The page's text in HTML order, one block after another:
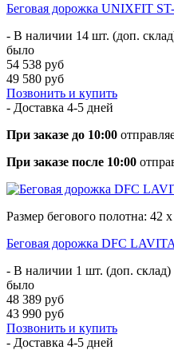
Беговая дорожка UNIXFIT
- В наличии 14 шт. (доп.
было
54 538 руб
49 580 руб
Позвонить и купить
- Доставка 4-5 дней
При заказе до 10:00
При заказе после 10:00
Размер бегового полотна: 42
Беговая дорожка DFC
- В наличии 1 шт. (доп. склад)
было
48 389 руб
43 990 руб
Позвонить и купить
- Доставка 4-5 дней